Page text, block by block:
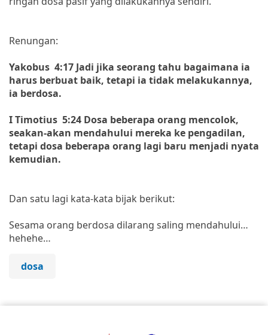
Renungan:
Yakobus 4:17 Jadi jika seorang tahu bagaimana ia
harus berbuat baik, tetapi ia tidak melakukannya,
ia berdosa.
I Timotius 5:24 Dosa beberapa orang mencolok,
seakan-akan mendahului mereka ke pengadilan,
tetapi dosa beberapa orang lagi baru menjadi nyata
kemudian.
Dan satu lagi kata-kata bijak berikut:
Sesama orang berdosa dilarang saling mendahului…
hehehe…
dosa